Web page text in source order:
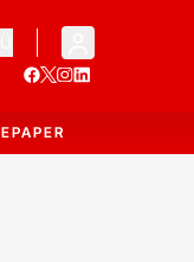
EPAPER